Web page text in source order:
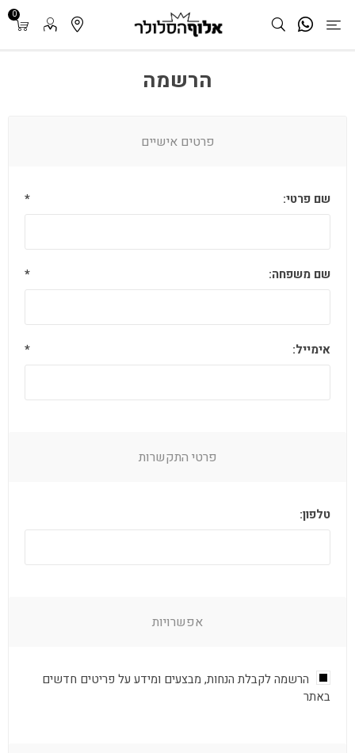
0
הרשמה
פרטים אישיים
שם פרטי: *
שם משפחה: *
אימייל: *
פרטי התקשרות
טלפון:
אפשרויות
הרשמה לקבלת הנחות, מבצעים ומידע על פריטים חדשים
באתר